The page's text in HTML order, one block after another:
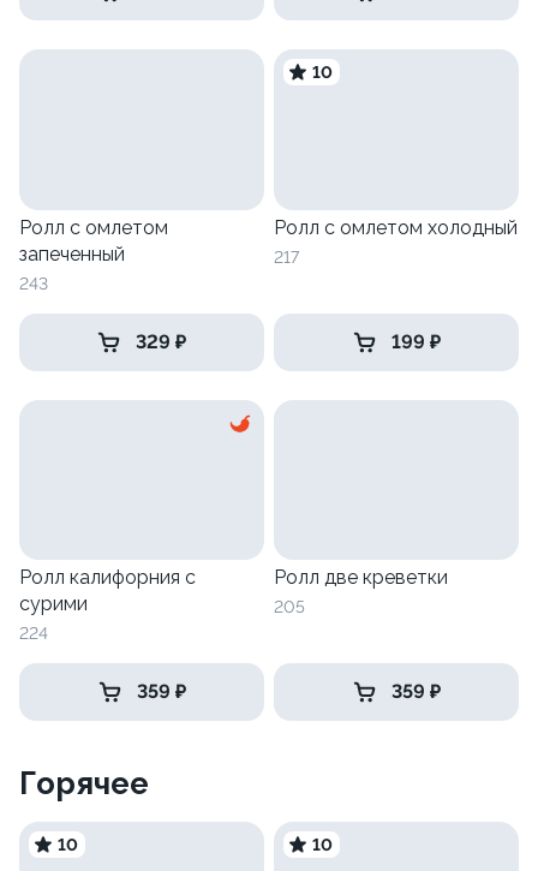
Ролл с омлетом
запеченный
243
329 ₽
10
Ролл с омлетом холодный
217
199 ₽
Ролл калифорния с
сурими
224
359 ₽
Ролл две креветки
205
359 ₽
Горячее
10 10